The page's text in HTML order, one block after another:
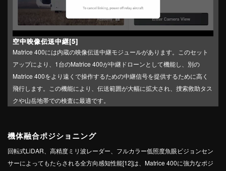
空中映像伝送中継[5]
Matrice 400には内蔵の映像伝送中継モジュールがあります。このセット
アップにより、1台のMatrice 400が中継ドローンとして機能し、別の
Matrice 400をより遠くで操作するための中継信号を提供するために高く
飛行します。この機能により、伝送範囲が大幅に拡大され、捜索救助タス
クや山岳地帯での検査に最適です。
機体融合ポジショニング
回転式LiDAR、高精度ミリ波レーダー、フルカラー低照度魚眼ビジョンセン
サーによってもたらされる全方向感知性能[12]は、Matrice 400に強力なポジ